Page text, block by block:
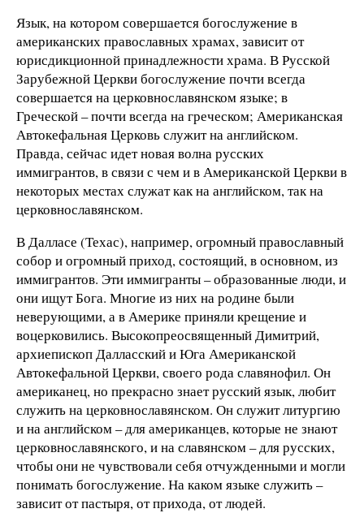
Язык, на котором совершается богослужение в
американских православных храмах, зависит от
юрисдикционной принадлежности храма. В Русской
Зарубежной Церкви богослужение почти всегда
совершается на церковнославянском языке; в
Греческой – почти всегда на греческом; Американская
Автокефальная Церковь служит на английском.
Правда, сейчас идет новая волна русских
иммигрантов, в связи с чем и в Американской Церкви в
некоторых местах служат как на английском, так на
церковнославянском.
В Далласе (Техас), например, огромный православный
собор и огромный приход, состоящий, в основном, из
иммигрантов. Эти иммигранты – образованные люди, и
они ищут Бога. Многие из них на родине были
неверующими, а в Америке приняли крещение и
воцерковились. Высокопреосвященный Димитрий,
архиепископ Далласский и Юга Американской
Автокефальной Церкви, своего рода славянофил. Он
американец, но прекрасно знает русский язык, любит
служить на церковнославянском. Он служит литургию
и на английском – для американцев, которые не знают
церковнославянского, и на славянском – для русских,
чтобы они не чувствовали себя отчужденными и могли
понимать богослужение. На каком языке служить –
зависит от пастыря, от прихода, от людей.